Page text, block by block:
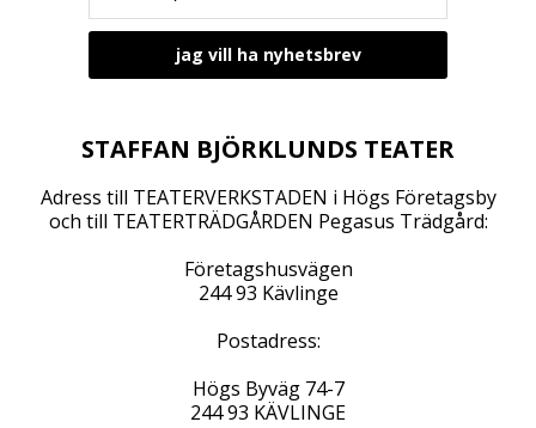
STAFFAN BJÖRKLUNDS TEATER
Adress till TEATERVERKSTADEN i Högs Företagsby
och till TEATERTRÄDGÅRDEN Pegasus Trädgård:
Företagshusvägen
244 93 Kävlinge
Postadress:
Högs Byväg 74-7
244 93 KÄVLINGE